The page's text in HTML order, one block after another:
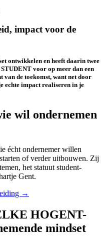
impact voor de
ontwikkelen en heeft daarin twee
voor op meer dan een
van de toekomst, want net door
echte impact realiseren in je
wil ondernemen
écht ondernemer willen
of verder uitbouwen. Zij
het statuut student-
Gent.
→
HOGENT-
mindset